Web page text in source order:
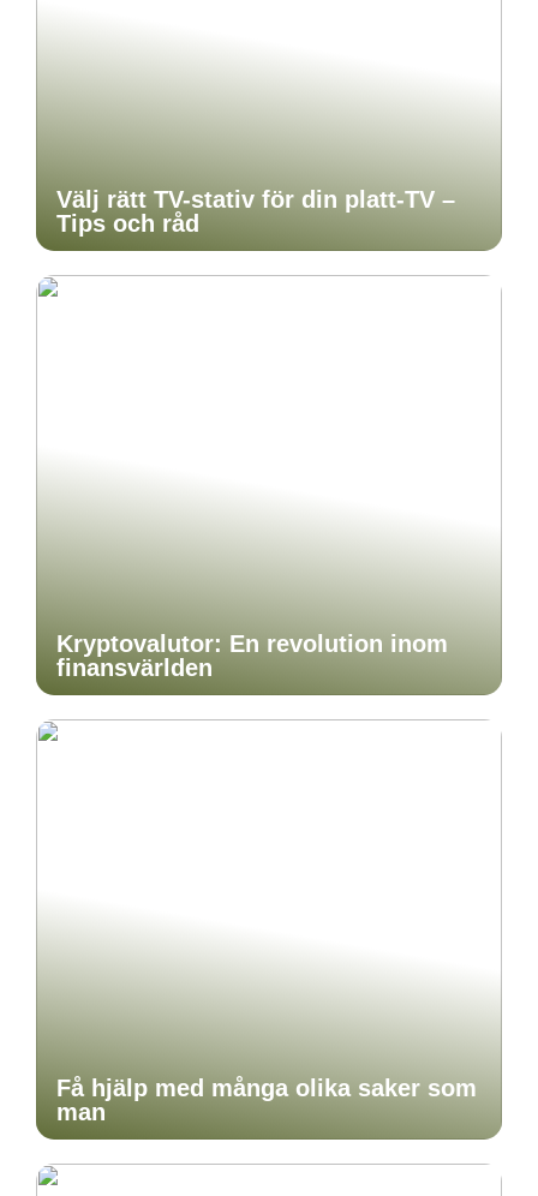
Välj rätt TV-stativ för din platt-TV –
Tips och råd
Kryptovalutor: En revolution inom
finansvärlden
Få hjälp med många olika saker som
man